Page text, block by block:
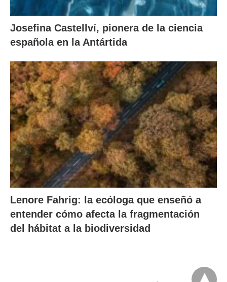
Josefina Castellví, pionera de la ciencia
española en la Antártida
Lenore Fahrig: la ecóloga que enseñó a
entender cómo afecta la fragmentación
del hábitat a la biodiversidad